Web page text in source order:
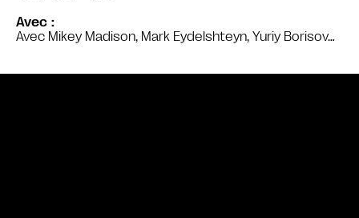
Avec
Avec Mikey Madison, Mark Eydelshteyn, Yuriy Borisov…